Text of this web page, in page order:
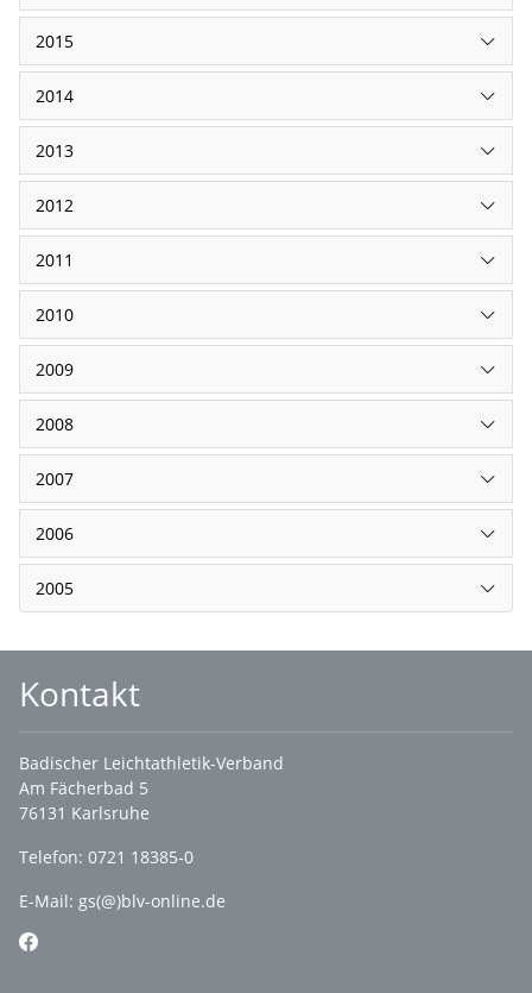
2015
2014
2013
2012
2011
2010
2009
2008
2007
2006
2005
Kontakt
Badischer Leichtathletik-Verband
Am Fächerbad 5
76131 Karlsruhe
Telefon: 0721 18385-0
E-Mail: gs(@)blv-online.de